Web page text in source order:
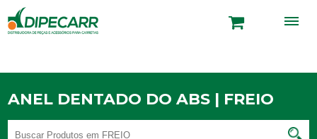
ANEL DENTADO DO ABS | FREIO